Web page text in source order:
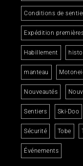
Conditions de
Expédition
Habillement
manteau
Nouveautés
Sentiers Ski-Doo
Sécurité Tobe
Événements